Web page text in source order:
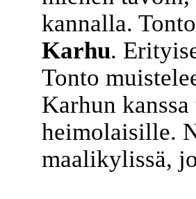
kannalla.
Karhu.
Tonto
Karhun
heimolaisille.
maalikylissä,